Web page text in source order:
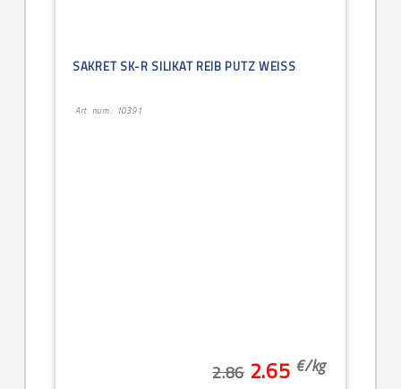
SAKRET SK-R SILIKAT REIB PUTZ WEISS
Art. num.: 10391
2.86 2.65 €/kg